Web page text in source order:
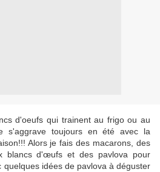
d'oeufs qui trainent au frigo ou au
s'aggrave toujours en été avec la
Alors je fais des macarons, des
blancs d'œufs et des pavlova pour
quelques idées de pavlova à déguster